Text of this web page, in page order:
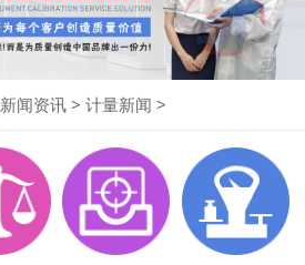
新闻资讯 >计量新闻 >